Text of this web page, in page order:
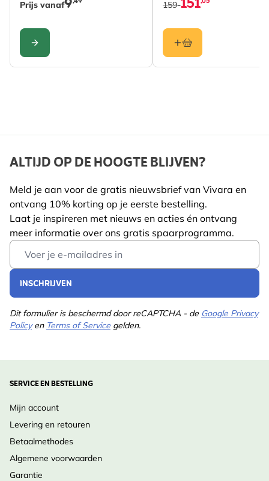
Hang je nestkastje niet hoger dan 1,5 meter aan een
het liefst in de winter.
Prijs vanaf
CONFIGURE
159-
ALTIJD OP DE HOOGTE BLIJVEN?
Meld je aan voor de gratis nieuwsbrief van Vivara en
ontvang 10% korting op je eerste bestelling.
Laat je inspireren met nieuws en acties én ontvang
meer informatie over ons gratis spaarprogramma.
Email Address
INSCHRIJVEN
Dit formulier is beschermd door reCAPTCHA - de Google Privacy
Policyen Terms of Service gelden.
SERVICE EN BESTELLING
Mijn account
Levering en retouren
Betaalmethodes
Algemene voorwaarden
Garantie